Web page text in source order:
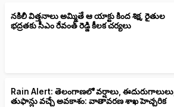
నకిలీ విత్తనాలు అమ్మితే ఆ యాక్టు కింద శిక్ష, రైతుల
భద్రతకు సీఎం రేవంత్ రెడ్డి కీలక చర్యలు
Rain Alert: తెలంగాణలో వర్షాలు, ఈదురుగాలులు,
తుఫాన్లు వచ్చే అవకాశం: వాతావరణ శాఖ హెచ్చరిక